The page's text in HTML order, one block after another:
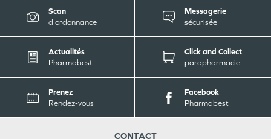
Scan
d'ordonnance
Messagerie
sécurisée
Actualités
Pharmabest
Click and Collect
parapharmacie
Prenez
Rendez-vous
Facebook
Pharmabest
CONTACT